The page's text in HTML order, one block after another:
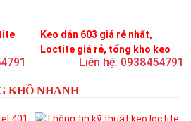
Keo dán 603 giá rẻ nhất,
Loctite giá rẻ, tổng kho keo
Liên hệ: 0938454791
KHÔ NHANH